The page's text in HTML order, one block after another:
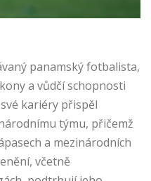
panamský fotbalista,
a vůdčí schopnosti
kariéry přispěl
týmu, přičemž
a mezinárodních
včetně